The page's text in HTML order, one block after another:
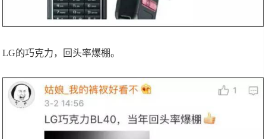
LG的巧克力，回头率爆棚。